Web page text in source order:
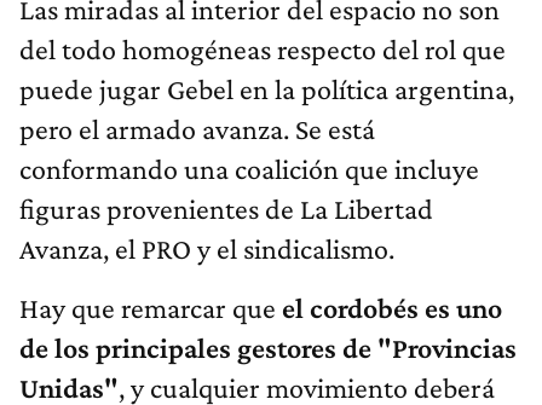
Las miradas al interior del espacio no son
del todo homogéneas respecto del rol que
puede jugar Gebel en la política argentina,
pero el armado avanza. Se está
conformando una coalición que incluye
figuras provenientes de La Libertad
Avanza, el PRO y el sindicalismo.
Hay que remarcar que el cordobés es uno
de los principales gestores de "Provincias
Unidas", y cualquier movimiento deberá